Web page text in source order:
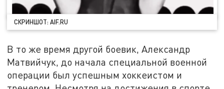
СКРИНШОТ: AIF.RU
В то же время другой боевик, Александр
Матвийчук, до начала специальной военной
операции был успешным хоккеистом и